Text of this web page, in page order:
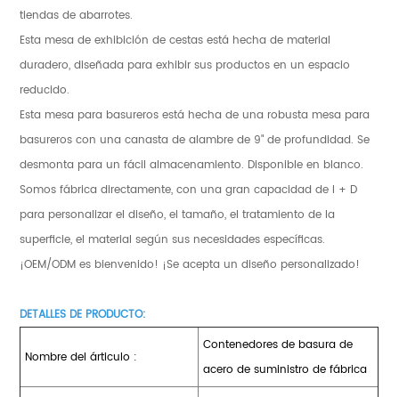
tiendas de abarrotes.
Esta mesa de exhibición de cestas está hecha de material
duradero, diseñada para exhibir sus productos en un espacio
reducido.
Esta mesa para basureros está hecha de una robusta mesa para
basureros con una canasta de alambre de 9" de profundidad. Se
desmonta para un fácil almacenamiento. Disponible en blanco.
Somos fábrica directamente, con una gran capacidad de I + D
para personalizar el diseño, el tamaño, el tratamiento de la
superficie, el material según sus necesidades específicas.
¡OEM/ODM es bienvenido! ¡Se acepta un diseño personalizado!
DETALLES DE PRODUCTO:
Nombre del árticulo :
Contenedores de basura de
acero de suministro de fábrica